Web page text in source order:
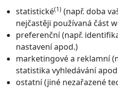
statistické(1) (např. doba
nejčastěji používaná část
preferenční (např.
nastavení apod.)
marketingové a reklamní
statistika vyhledávání
ostatní (jiné nezařazené